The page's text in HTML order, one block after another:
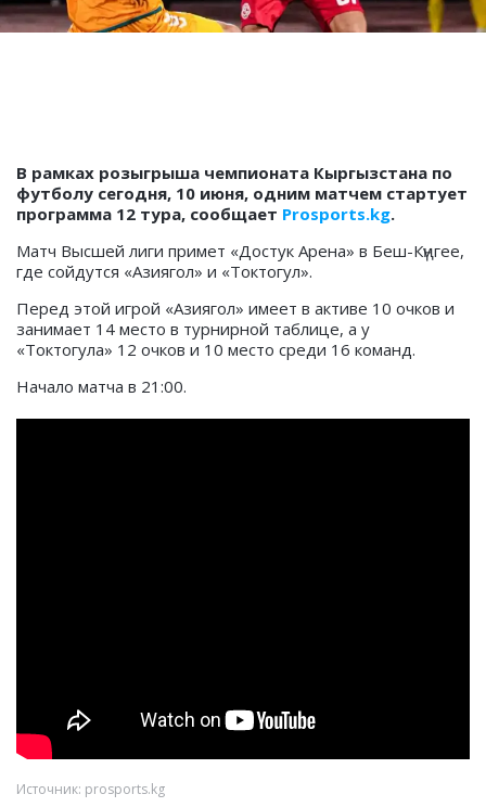
В рамках розыгрыша чемпионата Кыргызстана по
футболу сегодня, 10 июня, одним матчем стартует
программа 12 тура, сообщает Prosports.kg.
Матч Высшей лиги примет «Достук Арена» в Беш-Күңгее,
где сойдутся «Азиягол» и «Токтогул».
Перед этой игрой «Азиягол» имеет в активе 10 очков и
занимает 14 место в турнирной таблице, а у
«Токтогула» 12 очков и 10 место среди 16 команд.
Начало матча в 21:00.
Источник: prosports.kg